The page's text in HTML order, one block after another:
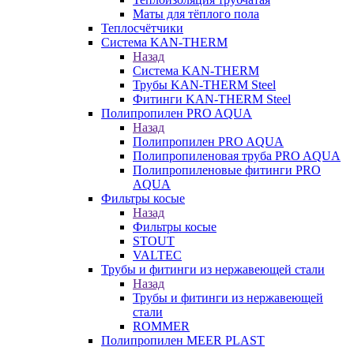
Маты для тёплого пола
Теплосчётчики
Система KAN-THERM
Назад
Система KAN-THERM
Трубы KAN-THERM Steel
Фитинги KAN-THERM Steel
Полипропилен PRO AQUA
Назад
Полипропилен PRO AQUA
Полипропиленовая труба PRO AQUA
Полипропиленовые фитинги PRO
AQUA
Фильтры косые
Назад
Фильтры косые
STOUT
VALTEC
Трубы и фитинги из нержавеющей стали
Назад
Трубы и фитинги из нержавеющей
стали
ROMMER
Полипропилен MEER PLAST